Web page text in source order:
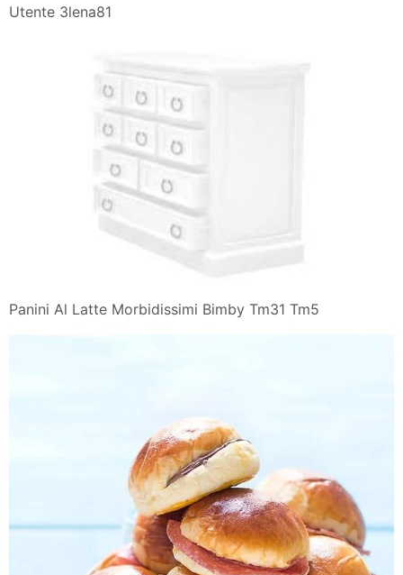
Utente 3lena81
Panini Al Latte Morbidissimi Bimby Tm31 Tm5